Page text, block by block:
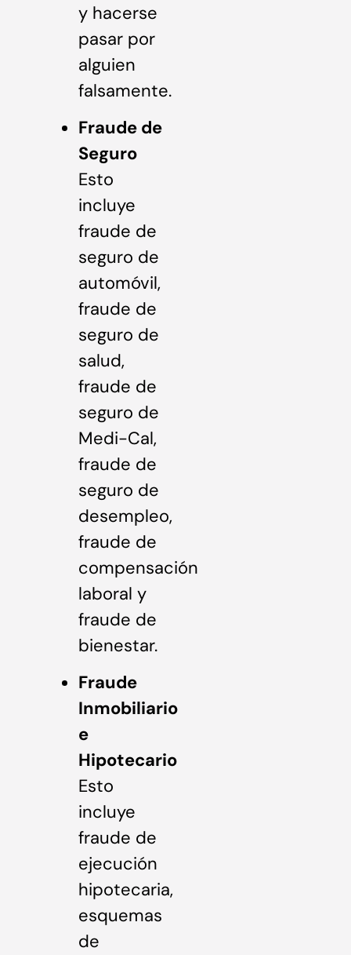
y hacerse
pasar por
alguien
falsamente.
Fraude de
Seguro
Esto
incluye
fraude de
seguro de
automóvil,
fraude de
seguro de
salud,
fraude de
seguro de
Medi-Cal,
fraude de
seguro de
desempleo,
fraude de
compensación
laboral y
fraude de
bienestar.
Fraude
Inmobiliario
e
Hipotecario
Esto
incluye
fraude de
ejecución
hipotecaria,
esquemas
de